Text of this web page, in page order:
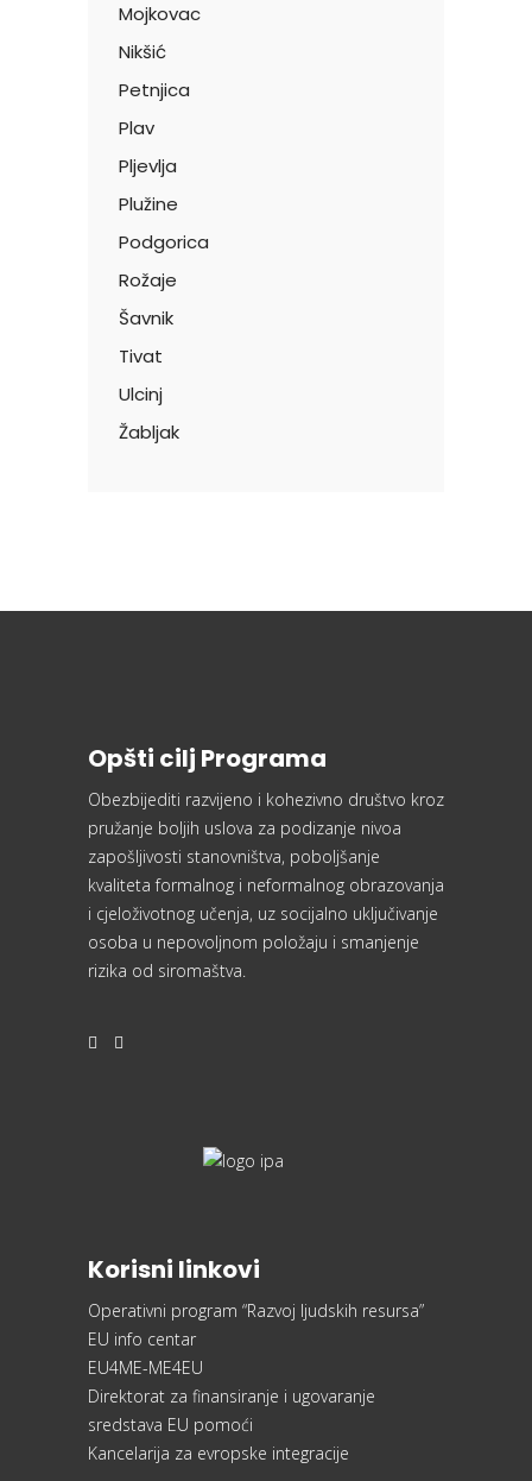
Mojkovac
Nikšić
Petnjica
Plav
Pljevlja
Plužine
Podgorica
Rožaje
Šavnik
Tivat
Ulcinj
Žabljak
Opšti cilj Programa
Obezbijediti razvijeno i kohezivno društvo kroz
pružanje boljih uslova za podizanje nivoa
zapošljivosti stanovništva, poboljšanje
kvaliteta formalnog i neformalnog obrazovanja
i cjeloživotnog učenja, uz socijalno uključivanje
osoba u nepovoljnom položaju i smanjenje
rizika od siromaštva.
Korisni linkovi
Operativni program “Razvoj ljudskih resursa”
EU info centar
EU4ME-ME4EU
Direktorat za finansiranje i ugovaranje
sredstava EU pomoći
Kancelarija za evropske integracije